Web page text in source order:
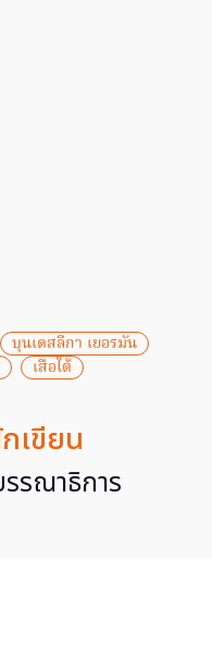
บุนเดสลีกา เยอรมัน
เสือใต้
เขียน
รณาธิการ